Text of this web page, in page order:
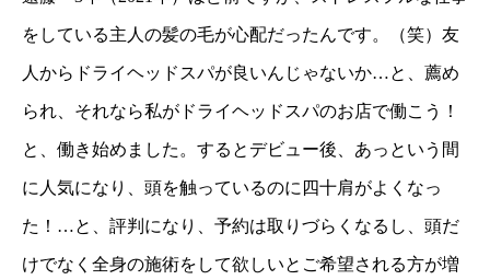
をしている主人の髪の毛が心配だったんです。（笑）友
人からドライヘッドスパが良いんじゃないか…と、薦め
られ、それなら私がドライヘッドスパのお店で働こう！
と、働き始めました。するとデビュー後、あっという間
に人気になり、頭を触っているのに四十肩がよくなっ
た！…と、評判になり、予約は取りづらくなるし、頭だ
けでなく全身の施術をして欲しいとご希望される方が増